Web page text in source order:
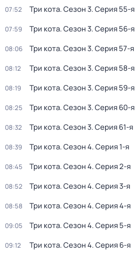
07:52 Три кота. Сезон 3. Серия 55-я
07:59 Три кота. Сезон 3. Серия 56-я
08:06 Три кота. Сезон 3. Серия 57-я
08:12 Три кота. Сезон 3. Серия 58-я
08:19 Три кота. Сезон 3. Серия 59-я
08:25 Три кота. Сезон 3. Серия 60-я
08:32 Три кота. Сезон 3. Серия 61-я
08:39 Три кота. Сезон 4. Серия 1-я
08:45 Три кота. Сезон 4. Серия 2-я
08:52 Три кота. Сезон 4. Серия 3-я
08:58 Три кота. Сезон 4. Серия 4-я
09:05 Три кота. Сезон 4. Серия 5-я
09:12 Три кота. Сезон 4. Серия 6-я